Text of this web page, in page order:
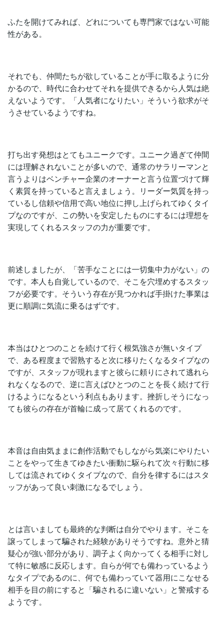
ふたを開けてみれば、どれについても専門家ではない可能
性がある。
それでも、仲間たちが欲していることが手に取るように分
かるので、時代に合わせてそれを提供できるから人気は絶
えないようです。「人気者になりたい」そういう欲求がそ
うさせているようですね。
打ち出す発想はとてもユニークです。ユニーク過ぎて仲間
には理解されないことが多いので、通常のサラリーマンと
言うよりはベンチャー企業のオーナーと言う位置づけて輝
く素質を持っていると言えましょう。リーダー気質を持っ
ているし信頼や信用で高い地位に押し上げられてゆくタイ
プなのですが、この勢いを安定したものにするには理想を
実現してくれるスタッフの力が重要です。
前述しましたが、「苦手なことには一切集中力がない」の
です。本人も自覚しているので、そこを穴埋めするスタッ
フが必要です。そういう存在が見つかれば手掛けた事業は
更に順調に気流に乗るはずです。
本当はひとつのことを続けて行く根気強さが無いタイプ
で、ある程度まで習熟すると次に移りたくなるタイプなの
ですが、スタッフが現れますと彼らに頼りにされて逃れら
れなくなるので、逆に言えばひとつのことを長く続けて行
けるようになるという利点もあります。挫折しそうになっ
ても彼らの存在が首輪に成って居てくれるのです。
本音は自由気ままに創作活動でもしながら気楽にやりたい
ことをやって生きてゆきたい衝動に駆られて次々行動に移
しては流されてゆくタイプなので、自分を律するにはスタ
ッフがあって良い刺激になるでしょう。
とは言いましても最終的な判断は自分でやります。そこを
譲ってしまって騙された経験がありそうですね。意外と猜
疑心が強い部分があり、調子よく向かってくる相手に対し
て特に敏感に反応します。自らが何でも備わっているよう
なタイプであるのに、何でも備わっていて器用にこなせる
相手を目の前にすると「騙されるに違いない」と警戒する
ようです。